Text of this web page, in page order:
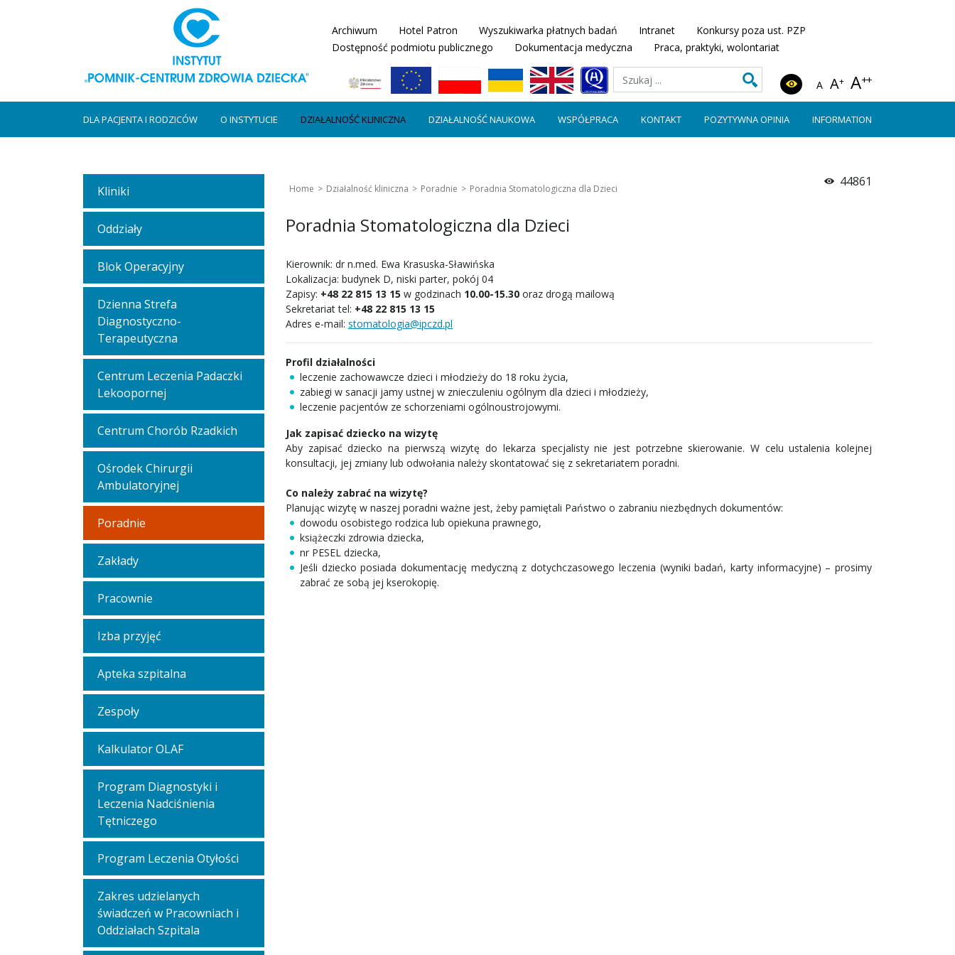
Archiwum Hotel Patron Wyszukiwarka płatnych badań Intranet
Konkursy poza ust. PZP
Dostępność podmiotu publicznego
Dokumentacja medyczna Praca, praktyki, wolontariat
A A+ A++
DLA PACJENTA I RODZICÓW O INSTYTUCIE DZIAŁALNOŚĆ KLINICZNA DZIAŁALNOŚĆ NAUKOWA WSPÓŁPRACA KONTAKT POZYTYWNA OPINIA INFORMATION
Kliniki
Oddziały
Blok Operacyjny
Dzienna Strefa
Diagnostyczno-
Terapeutyczna
Centrum Leczenia Padaczki
Lekoopornej
Centrum Chorób Rzadkich
Ośrodek Chirurgii
Ambulatoryjnej
Poradnie
Zakłady
Pracownie
Izba przyjęć
Apteka szpitalna
Zespoły
Kalkulator OLAF
Program Diagnostyki i
Leczenia Nadciśnienia
Tętniczego
Program Leczenia Otyłości
Zakres udzielanych
świadczeń w Pracowniach i
Oddziałach Szpitala
Home Działalność kliniczna Poradnie Poradnia Stomatologiczna dla Dzieci 44861
Poradnia Stomatologiczna dla Dzieci
Kierownik: dr n.med. Ewa Krasuska-Sławińska
Lokalizacja: budynek D, niski parter, pokój 04
Zapisy: +48 22 815 13 15 w godzinach 10.00-15.30 oraz drogą mailową
Sekretariat tel: +48 22 815 13 15
Adres e-mail: stomatologia@ipczd.pl
Profil działalności
leczenie zachowawcze dzieci i młodzieży do 18 roku życia,
zabiegi w sanacji jamy ustnej w znieczuleniu ogólnym dla dzieci i młodzieży,
leczenie pacjentów ze schorzeniami ogólnoustrojowymi.
Jak zapisać dziecko na wizytę
Aby zapisać dziecko na pierwszą wizytę do lekarza specjalisty nie jest potrzebne skierowanie. W celu ustalenia kolejnej
konsultacji, jej zmiany lub odwołania należy skontatować się z sekretariatem poradni.
Co należy zabrać na wizytę?
Planując wizytę w naszej poradni ważne jest, żeby pamiętali Państwo o zabraniu niezbędnych dokumentów:
dowodu osobistego rodzica lub opiekuna prawnego,
książeczki zdrowia dziecka,
nr PESEL dziecka,
Jeśli dziecko posiada dokumentację medyczną z dotychczasowego leczenia (wyniki badań, karty informacyjne) – prosimy
zabrać ze sobą jej kserokopię.